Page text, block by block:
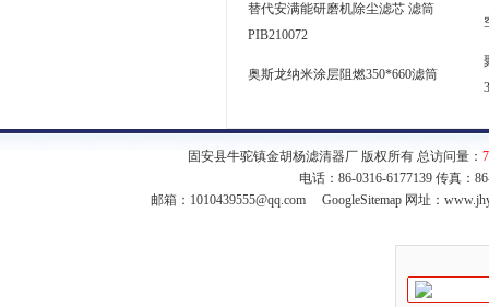
替代安满能研磨机除尘滤芯 滤筒
PIB210072
奥斯龙纳米涂层阻燃350*660滤筒
固安县牛驼镇金胡杨滤清器厂 版权所有 总访问量：
电话：86-0316-6177139 传真：
邮箱： 1010439555@qq.com GoogleSitemap网址：